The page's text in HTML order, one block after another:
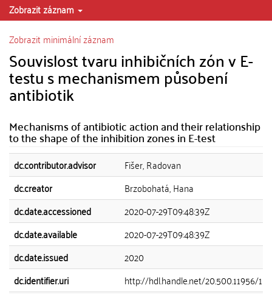
Zobrazit záznam
Zobrazit minimální záznam
Souvislost tvaru inhibičních zón v E-
testu s mechanismem působení
antibiotik
Mechanisms of antibiotic action and their relationship
to the shape of the inhibition zones in E-test
dc.contributor.advisor
Fišer, Radovan
dc.creator
Brzobohatá, Hana
dc.date.accessioned
2020-07-29T09:48:39Z
dc.date.available
2020-07-29T09:48:39Z
dc.date.issued
2020
dc.identifier.uri
http://hdl.handle.net/20.500.11956/